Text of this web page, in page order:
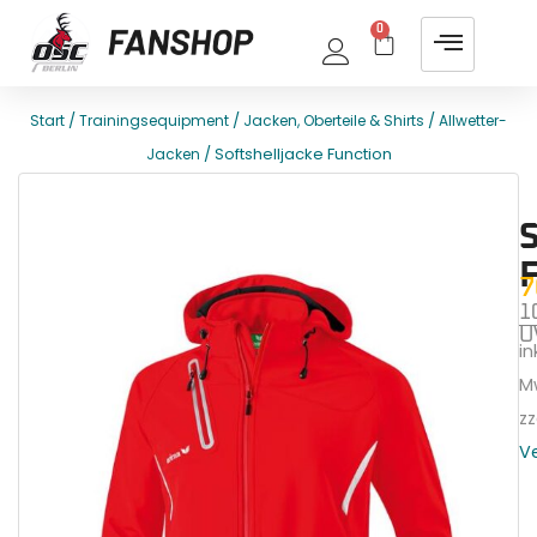
0
Start /Trainingsequipment / Jacken, Oberteile & Shirts /Allwetter-
Jacken / Softshelljacke Function